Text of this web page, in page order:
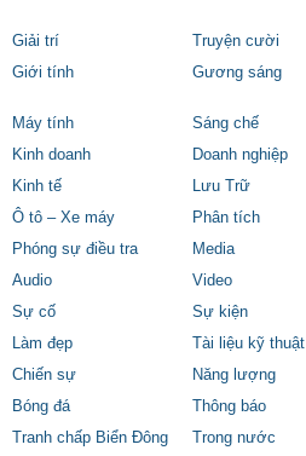
Giải trí
Truyện cười
Giới tính
Gương sáng
Máy tính
Sáng chế
Kinh doanh
Doanh nghiệp
Kinh tế
Lưu Trữ
Ô tô – Xe máy
Phân tích
Phóng sự điều tra
Media
Audio
Video
Sự cố
Sự kiện
Làm đẹp
Tài liệu kỹ thuật
Chiến sự
Năng lượng
Bóng đá
Thông báo
Tranh chấp Biển Đông
Trong nước